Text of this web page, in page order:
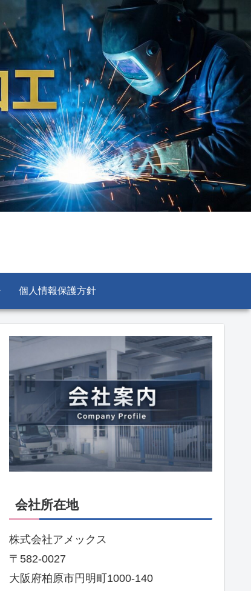
個人情報保護方針
会社所在地
株式会社アメックス
〒582-0027
大阪府柏原市円明町1000-140